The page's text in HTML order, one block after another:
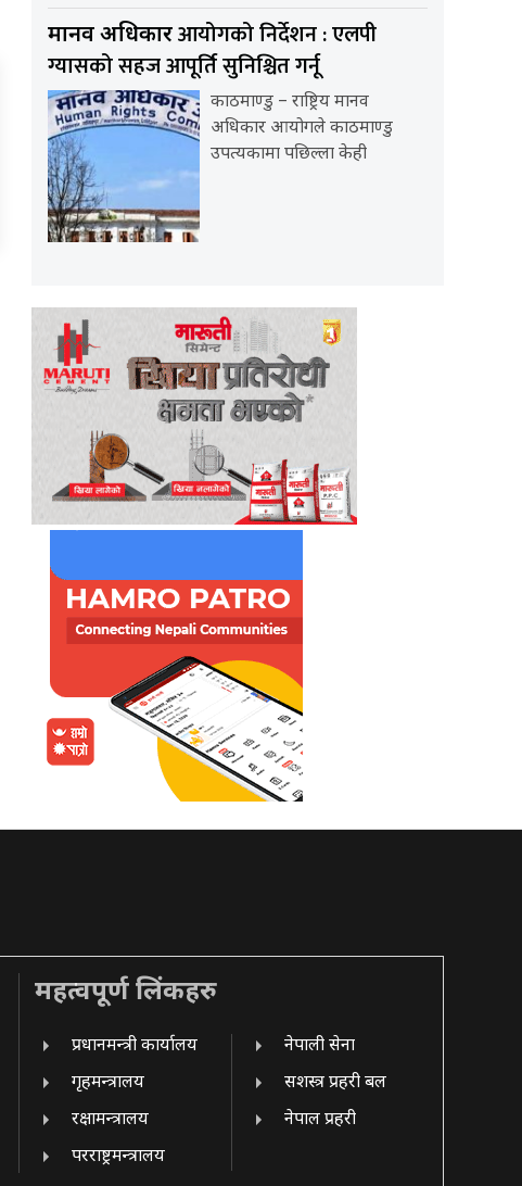
मानव अधिकारआयोगको निर्देशन : एलपी
ग्यासको सहज आपूर्ति सुनिश्चित गर्नू
काठमाण्डु – राष्ट्रिय मानव
अधिकार आयोगले काठमाण्डु
उपत्यकामा पछिल्ला केही
महत्वपूर्ण लिंकहरु
प्रधानमन्त्री कार्यालय
गृहमन्त्रालय
रक्षामन्त्रालय
परराष्ट्रमन्त्रालय
नेपाली सेना
सशस्त्र प्रहरी बल
नेपाल प्रहरी